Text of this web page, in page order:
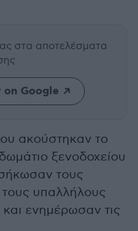
στα αποτελέσματα
Google
ακούστηκαν το
ξενοδοχείου
τους
υπαλλήλους
ενημέρωσαν τις